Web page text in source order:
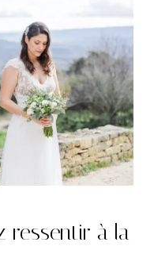
ressentir à la